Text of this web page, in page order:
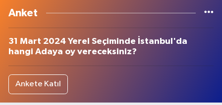
Anket
31 Mart 2024 Yerel Seçiminde İstanbul'da
hangi Adaya oy vereceksiniz?
Ankete Katıl